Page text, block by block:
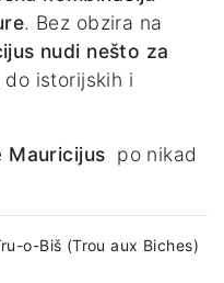
. Bez obzira na
nudi nešto za
istorijskih i
Mauricijus po nikad
o-Biš (Trou aux Biches)